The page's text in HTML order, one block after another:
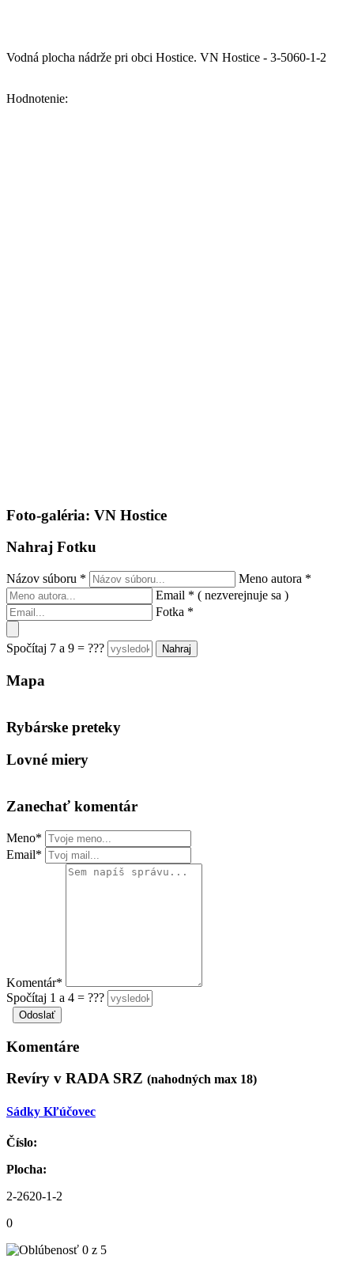
Vodná plocha nádrže pri obci Hostice. VN Hostice - 3-5060-1-2
Hodnotenie:
Foto-galéria: VN Hostice
Nahraj Fotku
Názov súboru * Meno autora *
Email * ( nezverejnuje sa )
Fotka *
Spočítaj 7 a 9 = ???
Mapa
Rybárske preteky
Lovné miery
Zanechať komentár
Meno*
Email*
Komentár*
Spočítaj 1 a 4 = ???
Komentáre
Revíry v RADA SRZ (nahodných max 18)
Sádky Kľúčovec
Číslo:
Plocha:
2-2620-1-2
0